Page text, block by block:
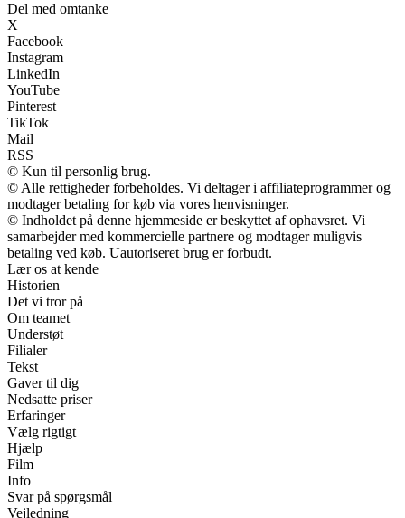
Del med omtanke
X
Facebook
Instagram
LinkedIn
YouTube
Pinterest
TikTok
Mail
RSS
© Kun til personlig brug.
© Alle rettigheder forbeholdes. Vi deltager i affiliateprogrammer og
modtager betaling for køb via vores henvisninger.
© Indholdet på denne hjemmeside er beskyttet af ophavsret. Vi
samarbejder med kommercielle partnere og modtager muligvis
betaling ved køb. Uautoriseret brug er forbudt.
Lær os at kende
Historien
Det vi tror på
Om teamet
Understøt
Filialer
Tekst
Gaver til dig
Nedsatte priser
Erfaringer
Vælg rigtigt
Hjælp
Film
Info
Svar på spørgsmål
Vejledning